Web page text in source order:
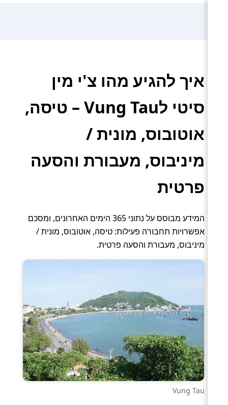
איך להגיע מהו צ'י מין
סיטי לVung Tau – טיסה,
אוטובוס, מונית /
מיניבוס, מעבורת והסעה
פרטית
המידע מבוסס על נתוני 365 הימים האחרונים, ומסכם
אפשרויות תחבורה פעילות: טיסה, אוטובוס, מונית /
מיניבוס, מעבורת והסעה פרטית.
Vung Tau